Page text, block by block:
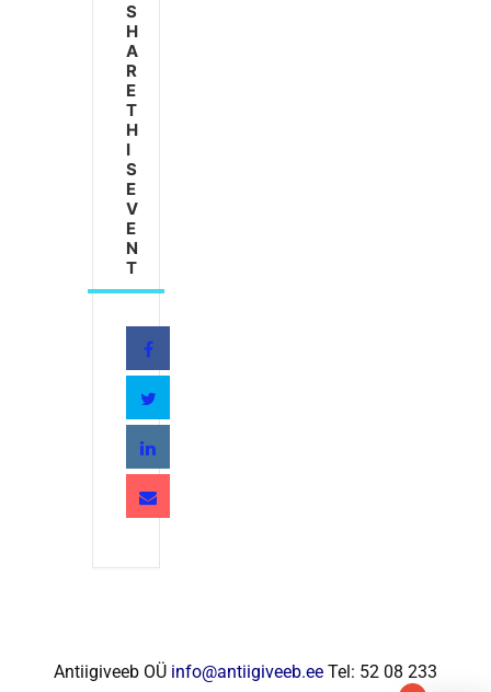
S
H
A
R
E
T
H
I
S
E
V
E
N
T
Antiigiveeb OÜ info@antiigiveeb.ee Tel: 52 08 233